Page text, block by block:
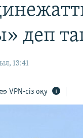
деп
13:41
VPN-сіз оқу